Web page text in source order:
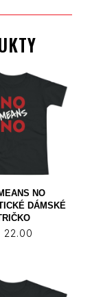
NO
DÁMSKÉ
22.00